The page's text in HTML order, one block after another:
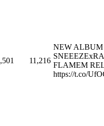
11,216
NEW
FLAMEM
https://t.co/